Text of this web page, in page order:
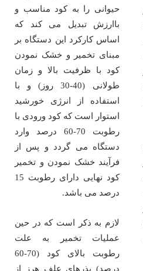
حیوانی را به کود مناسب و
باارزش تبدیل می کند که
اساس کارکرد این دستگاه بر
مبنای تخمیر و خشک نمودن
کود با ظرفیت بالا و زمان
طولانی (40-30 روز) و با
استفاده از انرژی خورشید
استوار است که کود ورودی با
رطوبت 70-60 درصد وارد
دستگاه می گردد و پس از
فرآیند خشک نمودن و تخمیر
کود نهایی دارای رطوبت 15
درصد می باشد.
لازم به ذکر است که در حین
عملیات تخمیر به علت
رطوبت بالای کود (70-60
درصد) بذرهای علف هرز از